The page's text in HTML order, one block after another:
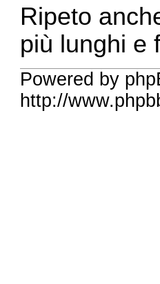
Ripeto
più lunghi e
Powered by
http://